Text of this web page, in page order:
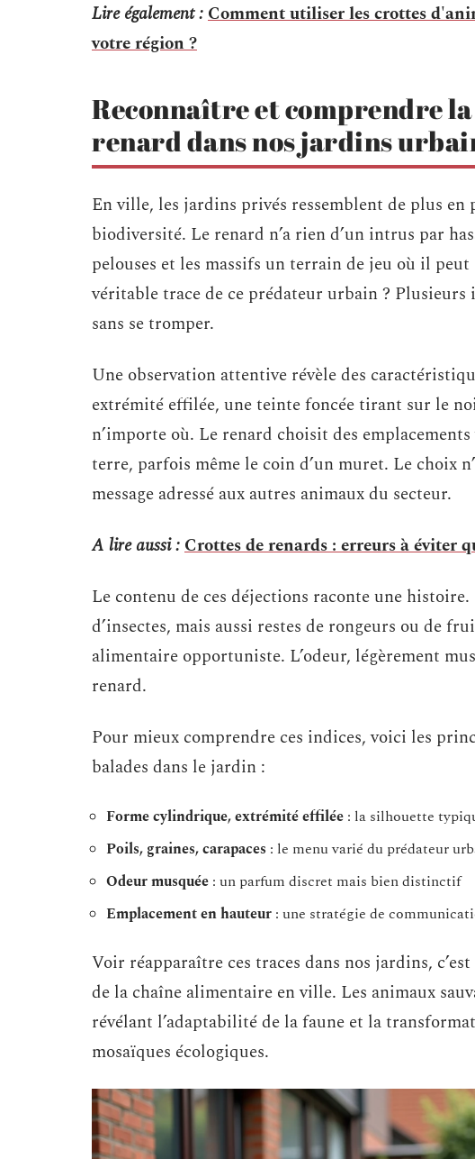
Lire également :Comment utiliser les crottes
votre région ?
Reconnaître et comprendre
renard dans nos jardins
En ville, les jardins privés ressemblent de plus
biodiversité. Le renard n’a rien d’un intrus par
pelouses et les massifs un terrain de jeu où il
véritable trace de ce prédateur urbain ?
sans se tromper.
Une observation attentive révèle des
extrémité effilée, une teinte foncée tirant sur le
n’importe où. Le renard choisit des
terre, parfois même le coin d’un muret. Le choix
message adressé aux autres animaux du secteur.
A lire aussi :Crottes de renards : erreurs à éviter
Le contenu de ces déjections raconte une
d’insectes, mais aussi restes de rongeurs ou de
alimentaire opportuniste. L’odeur, légèrement
renard.
Pour mieux comprendre ces indices, voici les
balades dans le jardin :
Forme cylindrique, extrémité effilée : la silhouette
Poils, graines, carapaces : le menu varié du prédateur
Odeur musquée : un parfum discret mais bien distinctif
Emplacement en hauteur : une stratégie de
Voir réapparaître ces traces dans nos jardins,
de la chaîne alimentaire en ville. Les animaux
révélant l’adaptabilité de la faune et la
mosaïques écologiques.